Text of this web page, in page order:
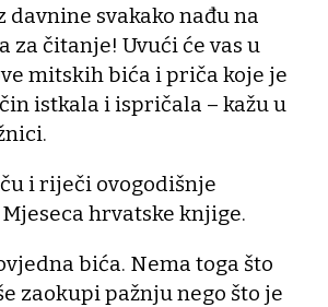
davnine svakako nađu na
za čitanje! Uvući će vas u
mitskih bića i priča koje je
istkala i ispričala – kažu u
i riječi ovogodišnje
hrvatske knjige.
bića. Nema toga što
zaokupi pažnju nego što je